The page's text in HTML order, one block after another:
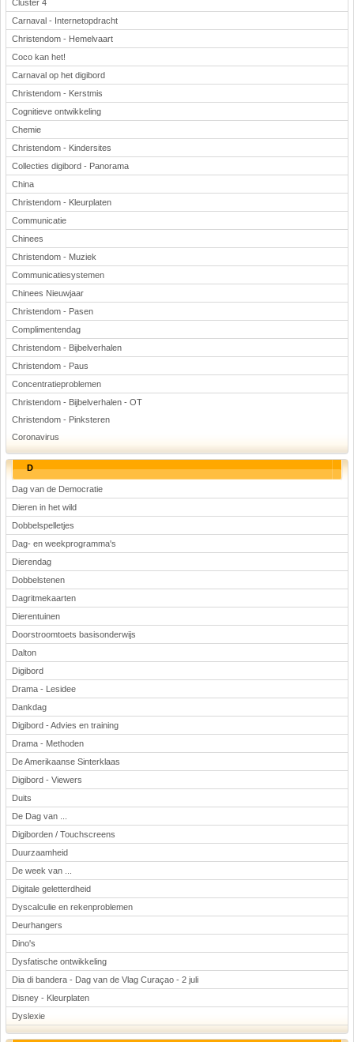
Cluster 4
Carnaval - Internetopdracht
Christendom - Hemelvaart
Coco kan het!
Carnaval op het digibord
Christendom - Kerstmis
Cognitieve ontwikkeling
Chemie
Christendom - Kindersites
Collecties digibord - Panorama
China
Christendom - Kleurplaten
Communicatie
Chinees
Christendom - Muziek
Communicatiesystemen
Chinees Nieuwjaar
Christendom - Pasen
Complimentendag
Christendom - Bijbelverhalen
Christendom - Paus
Concentratieproblemen
Christendom - Bijbelverhalen - OT
Christendom - Pinksteren
Coronavirus
D
Dag van de Democratie
Dieren in het wild
Dobbelspelletjes
Dag- en weekprogramma's
Dierendag
Dobbelstenen
Dagritmekaarten
Dierentuinen
Doorstroomtoets basisonderwijs
Dalton
Digibord
Drama - Lesidee
Dankdag
Digibord - Advies en training
Drama - Methoden
De Amerikaanse Sinterklaas
Digibord - Viewers
Duits
De Dag van ...
Digiborden / Touchscreens
Duurzaamheid
De week van ...
Digitale geletterdheid
Dyscalculie en rekenproblemen
Deurhangers
Dino's
Dysfatische ontwikkeling
Dia di bandera - Dag van de Vlag Curaçao - 2 juli
Disney - Kleurplaten
Dyslexie